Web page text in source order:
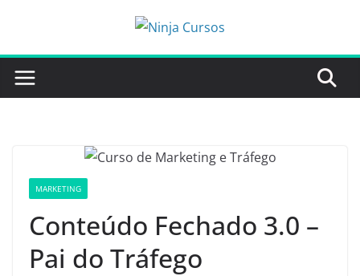
o
conteúdo
MARKETING
Conteúdo Fechado 3.0 –
Pai do Tráfego